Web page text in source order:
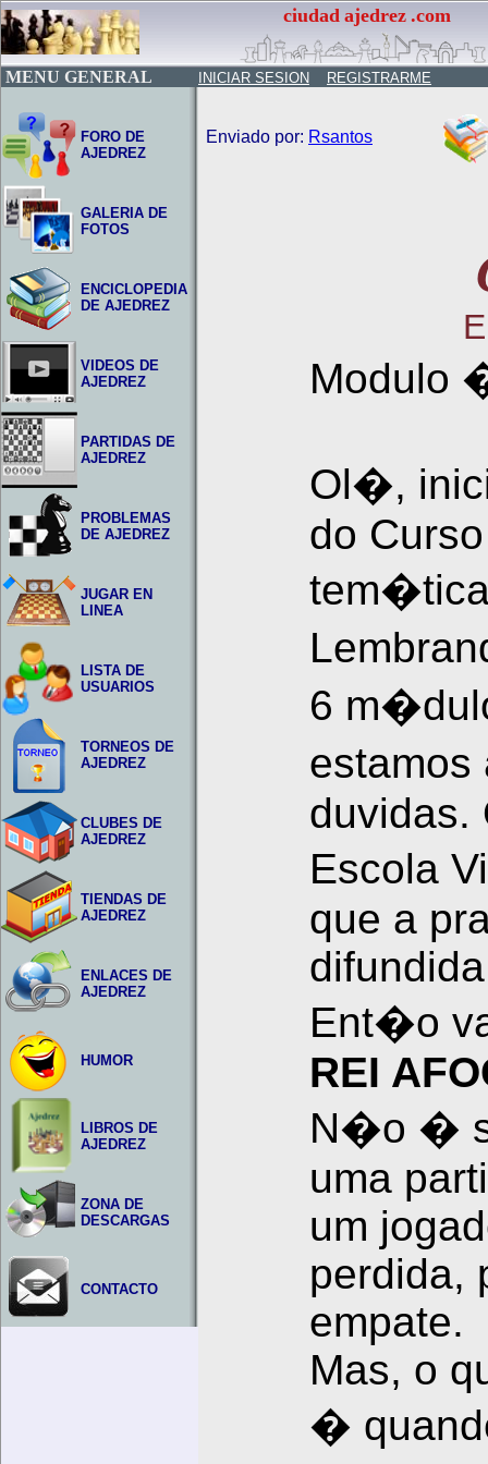
ciudad ajedrez .com
MENU GENERAL INICIAR SESION REGISTRARME
FORO DE
AJEDREZ
GALERIA DE
FOTOS
ENCICLOPEDIA
DE AJEDREZ
VIDEOS DE
AJEDREZ
PARTIDAS DE
AJEDREZ
PROBLEMAS
DE AJEDREZ
JUGAR EN
LINEA
LISTA DE
USUARIOS
TORNEOS DE
AJEDREZ
CLUBES DE
AJEDREZ
TIENDAS DE
AJEDREZ
ENLACES DE
AJEDREZ
HUMOR
LIBROS DE
AJEDREZ
ZONA DE
DESCARGAS
CONTACTO
Enviado por: Rsantos
Modulo
Ol�,
do
tem�tica
6
duvidas.
Escola
que a
Ent�o
REI
N�o �
uma
um
perdida,
empate.
Mas, o
�